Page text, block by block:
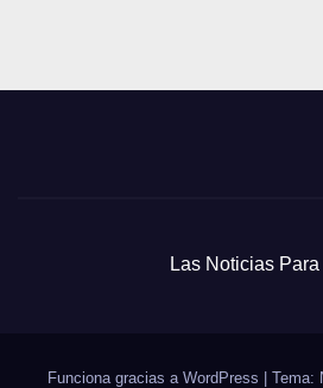
Las Noticias
Funciona gracias a WordPress | Tema: